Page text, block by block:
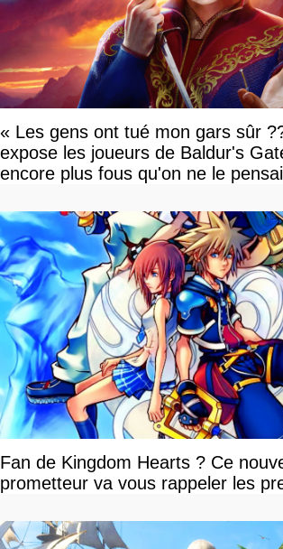
« Les gens ont tué mon gars sûr
expose les joueurs de Baldur's
encore plus fous qu'on ne le
Fan de Kingdom Hearts ? Ce
prometteur va vous rappeler les